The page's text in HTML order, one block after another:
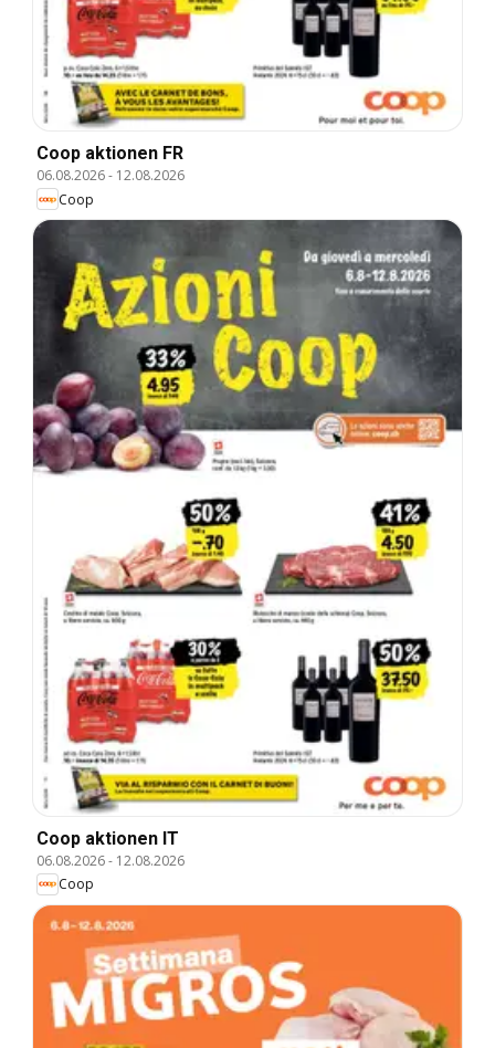
Coop aktionen FR
06.08.2026- 12.08.2026
Coop
Coop aktionen IT
06.08.2026- 12.08.2026
Coop